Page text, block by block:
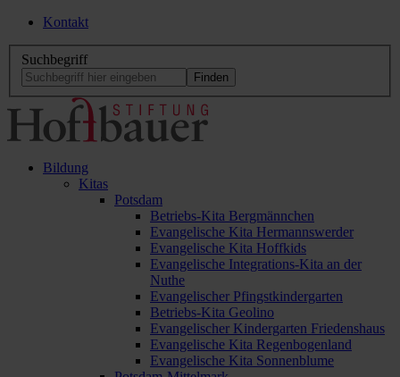
Kontakt
Suchbegriff
Bildung
Kitas
Potsdam
Betriebs-Kita Bergmännchen
Evangelische Kita Hermannswerder
Evangelische Kita Hoffkids
Evangelische Integrations-Kita an der
Nuthe
Evangelischer Pfingstkindergarten
Betriebs-Kita Geolino
Evangelischer Kindergarten Friedenshaus
Evangelische Kita Regenbogenland
Evangelische Kita Sonnenblume